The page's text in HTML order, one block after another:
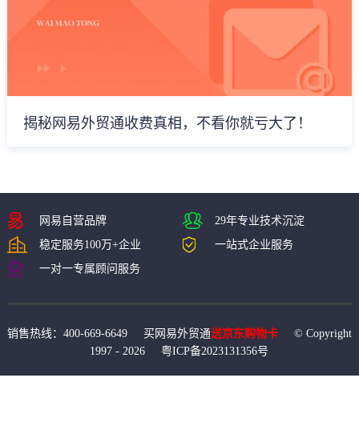
揭秘网易外贸通收费真相，不看你就亏大了！
网易自营品牌
29年专业技术沉淀
稳定服务100万+企业
一站式企业服务
一对一专属顾问服务
销售热线：400-669-6649 买网易外贸通送京东购物卡© Copyright
1997 -2026粤ICP备2023131356号